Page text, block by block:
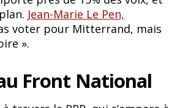
Jean-Marie Le Pen,
voter pour Mitterrand, mais
».
Front National